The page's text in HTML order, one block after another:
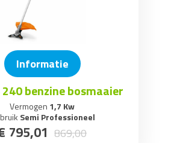
Informatie
240 benzine bosmaaier
Vermogen 1,7 Kw
Semi Professioneel
795,01 869,00